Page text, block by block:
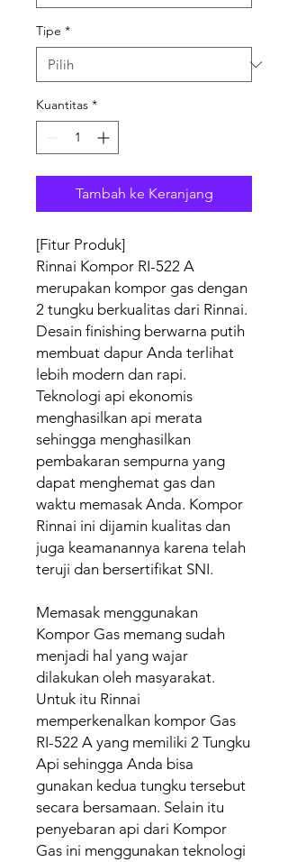
Tipe *
Kuantitas *
Tambah ke Keranjang
[Fitur Produk]
Rinnai Kompor RI-522 A
merupakan kompor gas dengan
2 tungku berkualitas dari Rinnai.
Desain finishing berwarna putih
membuat dapur Anda terlihat
lebih modern dan rapi.
Teknologi api ekonomis
menghasilkan api merata
sehingga menghasilkan
pembakaran sempurna yang
dapat menghemat gas dan
waktu memasak Anda. Kompor
Rinnai ini dijamin kualitas dan
juga keamanannya karena telah
teruji dan bersertifikat SNI.
Memasak menggunakan
Kompor Gas memang sudah
menjadi hal yang wajar
dilakukan oleh masyarakat.
Untuk itu Rinnai
memperkenalkan kompor Gas
RI-522 A yang memiliki 2 Tungku
Api sehingga Anda bisa
gunakan kedua tungku tersebut
secara bersamaan. Selain itu
penyebaran api dari Kompor
Gas ini menggunakan teknologi